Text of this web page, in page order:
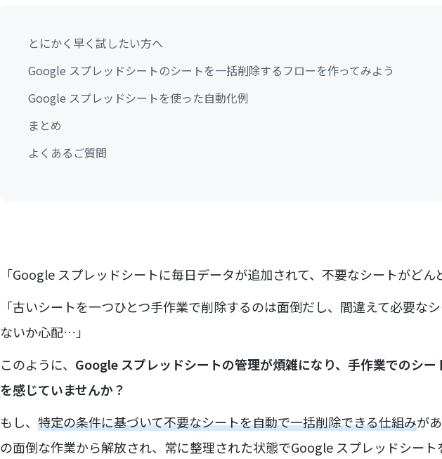
とにかく早く試したい方へ
Google スプレッドシートのシートを一括削除するフローを作ってみよう
Google スプレッドシートを使った自動化例
まとめ
よくあるご質問
「Google スプレッドシートに毎日データが追加されて、不要なシートがどん
「古いシートを一つひとつ手作業で削除するのは面倒だし、間違えて必要な
ないか心配…」
このように、 Google スプレッドシートの管理が煩雑になり、手作業でのシー
を感じていませんか？
もし、 特定の条件に基づいて不要なシートを自動で一括削除できる仕組みが
の面倒な作業から解放され、常に整理された状態でGoogle スプレッドシート